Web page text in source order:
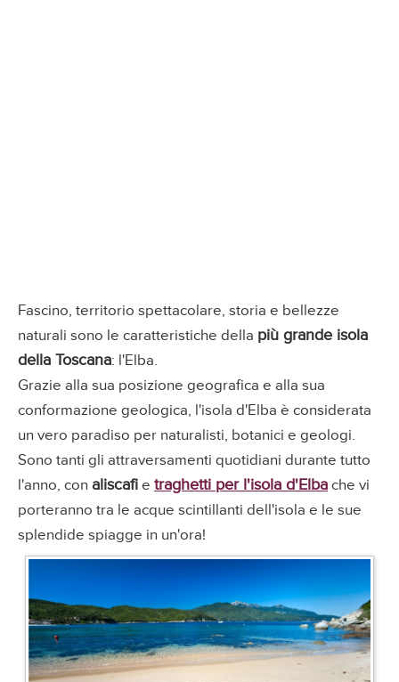
Fascino, territorio spettacolare, storia e bellezze
naturali sono le caratteristiche della più grande isola
della Toscana: l'Elba.
Grazie alla sua posizione geografica e alla sua
conformazione geologica, l'isola d'Elba è considerata
un vero paradiso per naturalisti, botanici e geologi.
Sono tanti gli attraversamenti quotidiani durante tutto
l'anno, con aliscafi e traghetti per l'isola d'Elba che vi
porteranno tra le acque scintillanti dell'isola e le sue
splendide spiagge in un'ora!